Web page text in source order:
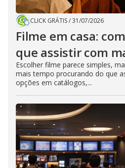
CLICK GRÁTIS/31/07/2026
Filme em casa:
que assistir com
Escolher filme parece simples,
mais tempo procurando do que
opções em catálogos,...